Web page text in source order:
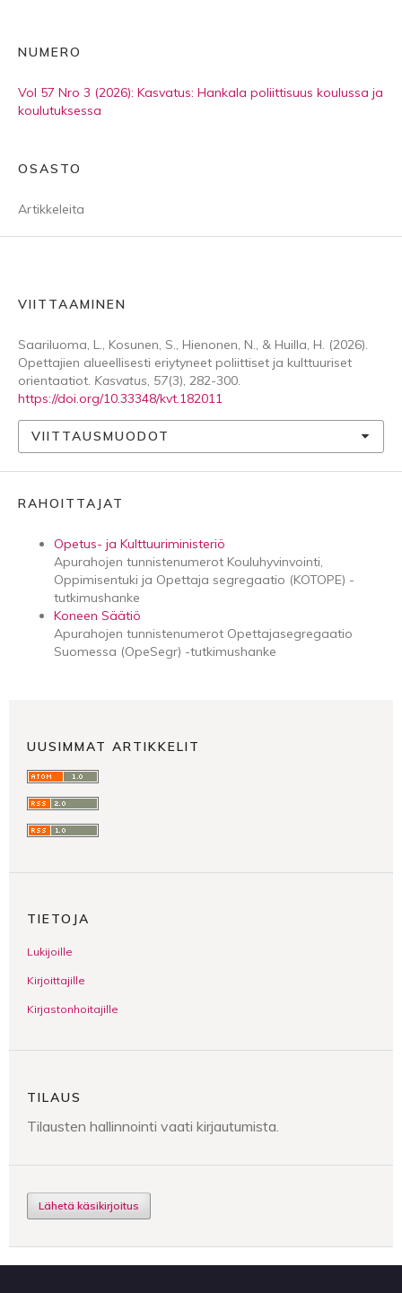
NUMERO
Vol 57 Nro 3 (2026): Kasvatus: Hankala poliittisuus koulussa ja
koulutuksessa
OSASTO
Artikkeleita
VIITTAAMINEN
Saariluoma, L., Kosunen, S., Hienonen, N., & Huilla, H. (2026).
Opettajien alueellisesti eriytyneet poliittiset ja kulttuuriset
orientaatiot. Kasvatus, 57(3), 282-300.
https://doi.org/10.33348/kvt.182011
VIITTAUSMUODOT
RAHOITTAJAT
Opetus- ja Kulttuuriministeriö
Apurahojen tunnistenumerot Kouluhyvinvointi,
Oppimisentuki ja Opettaja segregaatio (KOTOPE) -
tutkimushanke
Koneen Säätiö
Apurahojen tunnistenumerot Opettajasegregaatio
Suomessa (OpeSegr) -tutkimushanke
UUSIMMAT ARTIKKELIT
TIETOJA
Lukijoille
Kirjoittajille
Kirjastonhoitajille
TILAUS
Tilausten hallinnointi vaati kirjautumista.
Lähetä käsikirjoitus